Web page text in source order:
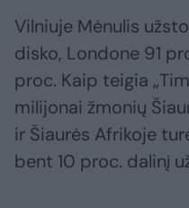
Vilniuje Mėnulis
disko, Londone 91
proc. Kaip teigia
milijonai žmonių
ir Šiaurės Afrikoje
bent 10 proc. dalinį